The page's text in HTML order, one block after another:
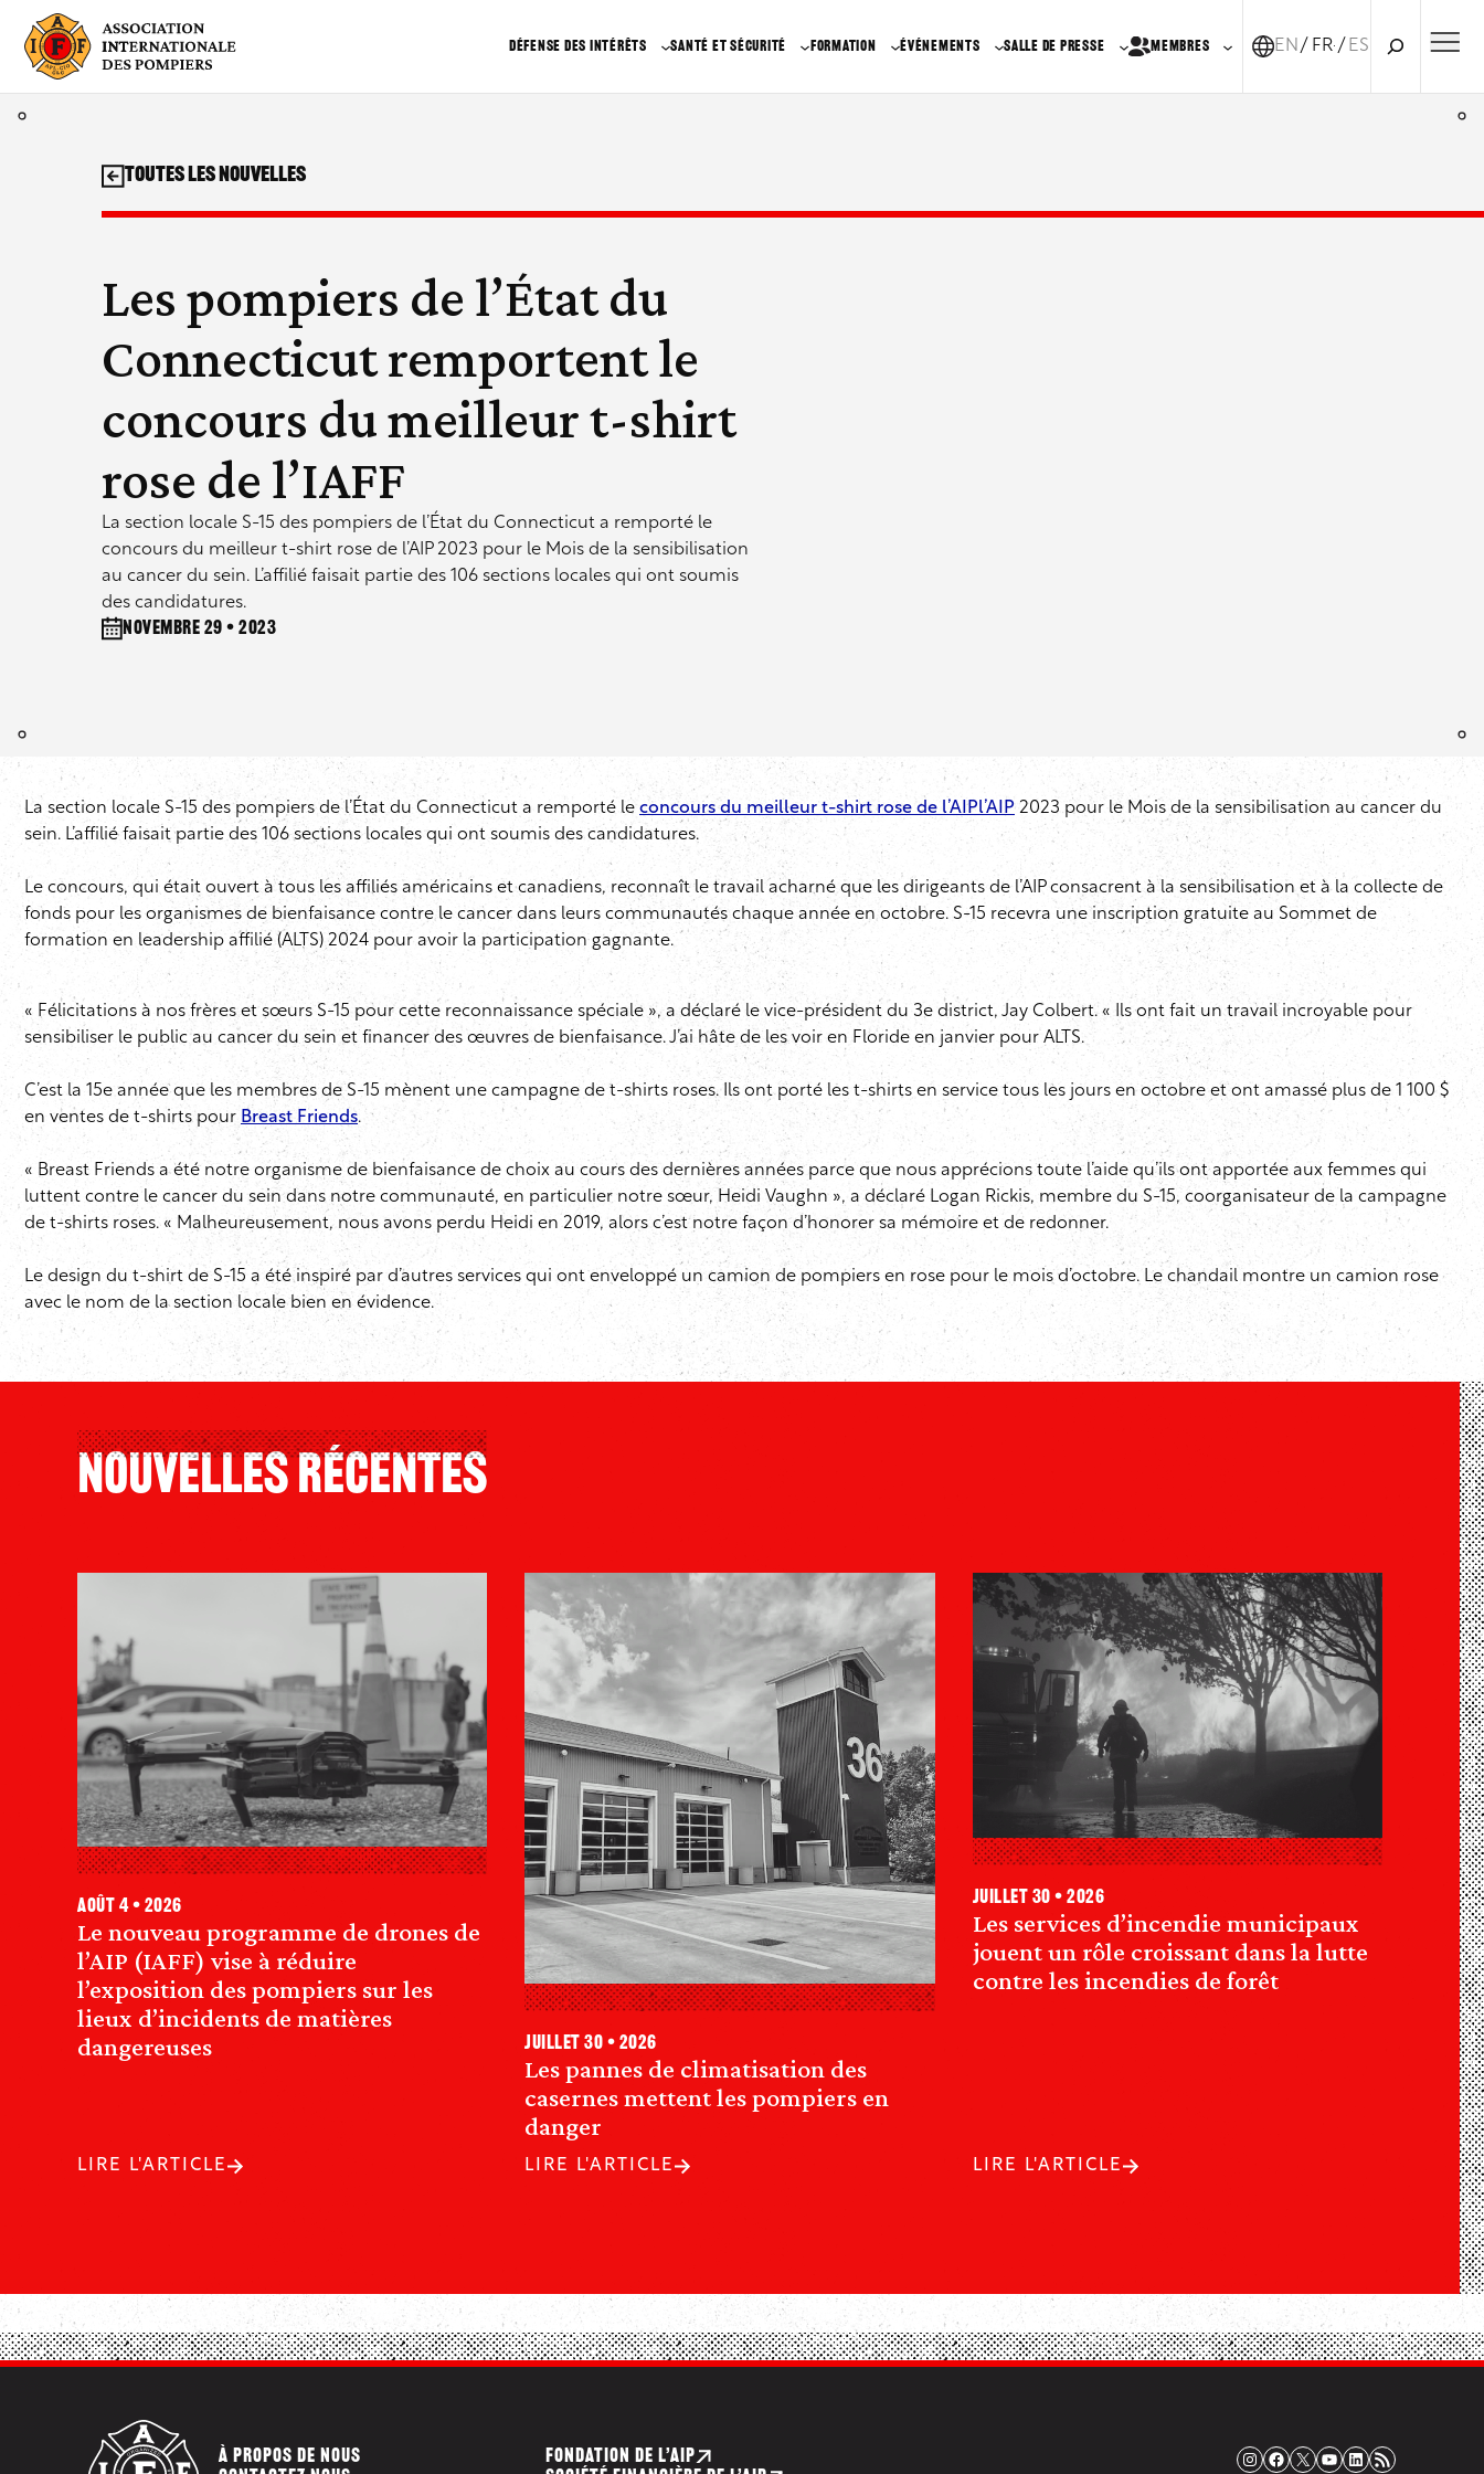
contenu
DÉFENSE DES INTÉRÊTS SANTÉ ET SÉCURITÉ FORMATION ÉVÉNEMENTS SALLE DE PRESSE MEMBRES EN FR-CA
ES
Les pompiers de l’État du
Connecticut remportent le
concours du meilleur t-shirt
rose de l’IAFF
La section locale S-15 des pompiers de l’État du Connecticut a remporté le
concours du meilleur t-shirt rose de l’AIP 2023 pour le Mois de la sensibilisation
au cancer du sein. L’affilié faisait partie des 106 sections locales qui ont soumis
des candidatures.
novembre 29 • 2023
Toutes les nouvelles
La section locale S-15 des pompiers de l’État du Connecticut a remporté le concours du meilleur t-shirt rose de l’AIPl’AIP 2023 pour le Mois de la sensibilisation au cancer du
sein. L’affilié faisait partie des 106 sections locales qui ont soumis des candidatures.
Le concours, qui était ouvert à tous les affiliés américains et canadiens, reconnaît le travail acharné que les dirigeants de l’AIP consacrent à la sensibilisation et à la collecte de
fonds pour les organismes de bienfaisance contre le cancer dans leurs communautés chaque année en octobre. S-15 recevra une inscription gratuite au Sommet de
formation en leadership affilié (ALTS) 2024 pour avoir la participation gagnante.
« Félicitations à nos frères et sœurs S-15 pour cette reconnaissance spéciale », a déclaré le vice-président du 3e district, Jay Colbert. « Ils ont fait un travail incroyable pour
sensibiliser le public au cancer du sein et financer des œuvres de bienfaisance. J’ai hâte de les voir en Floride en janvier pour ALTS.
C’est la 15e année que les membres de S-15 mènent une campagne de t-shirts roses. Ils ont porté les t-shirts en service tous les jours en octobre et ont amassé plus de 1 100 $
en ventes de t-shirts pour Breast Friends.
« Breast Friends a été notre organisme de bienfaisance de choix au cours des dernières années parce que nous apprécions toute l’aide qu’ils ont apportée aux femmes qui
luttent contre le cancer du sein dans notre communauté, en particulier notre sœur, Heidi Vaughn », a déclaré Logan Rickis, membre du S-15, coorganisateur de la campagne
de t-shirts roses. « Malheureusement, nous avons perdu Heidi en 2019, alors c’est notre façon d’honorer sa mémoire et de redonner.
Le design du t-shirt de S-15 a été inspiré par d’autres services qui ont enveloppé un camion de pompiers en rose pour le mois d’octobre. Le chandail montre un camion rose
avec le nom de la section locale bien en évidence.
Nouvelles Récentes
Le nouveau programme de drones de
l’AIP (IAFF) vise à réduire
l’exposition des pompiers sur les
lieux d’incidents de matières
dangereuses
août 4 • 2026
LIRE L'ARTICLE
Les pannes de climatisation des
casernes mettent les pompiers en
danger
juillet 30 • 2026
LIRE L'ARTICLE
Les services d’incendie municipaux
jouent un rôle croissant dans la lutte
contre les incendies de forêt
juillet 30 • 2026
LIRE L'ARTICLE
À PROPOS DE NOUS
FONDATION DE L’AIP
Instagram Facebook X YouTube LinkedIn Flux RSS